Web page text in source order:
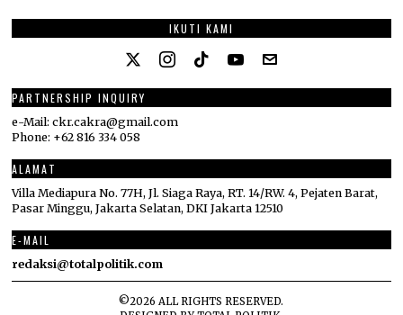
IKUTI KAMI
PARTNERSHIP INQUIRY
e-Mail: ckr.cakra@gmail.com
Phone: +62 816 334 058
ALAMAT
Villa Mediapura No. 77H, Jl. Siaga Raya, RT. 14/RW. 4, Pejaten Barat,
Pasar Minggu, Jakarta Selatan, DKI Jakarta 12510
E-MAIL
redaksi@totalpolitik.com
©2026 ALL RIGHTS RESERVED.